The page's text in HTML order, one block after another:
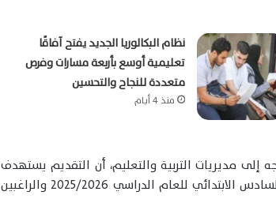
نظام البكالوريا الجديد يفتح آفاقًا
تعليمية أوسع بأربعة مسارات وفرص
متعددة للنجاح والتحسين
منذ 4 أيام
مديريات التربية والتعليم، أن التقديم يستهدف
قبول دفعة جديدة من الطلاب والطالبات الناجحين في الصف السادس الابتدائي للعام الدراسي 2025/2026 والراغبين